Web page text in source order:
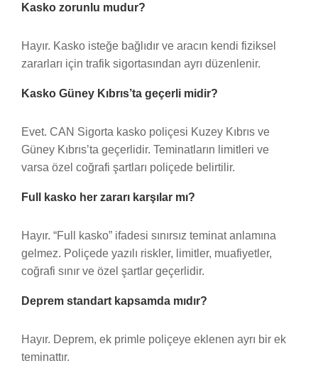
Kasko zorunlu mudur?
Hayır. Kasko isteğe bağlıdır ve aracın kendi fiziksel
zararları için trafik sigortasından ayrı düzenlenir.
Kasko Güney Kıbrıs’ta geçerli midir?
Evet. CAN Sigorta kasko poliçesi Kuzey Kıbrıs ve
Güney Kıbrıs’ta geçerlidir. Teminatların limitleri ve
varsa özel coğrafi şartları poliçede belirtilir.
Full kasko her zararı karşılar mı?
Hayır. “Full kasko” ifadesi sınırsız teminat anlamına
gelmez. Poliçede yazılı riskler, limitler, muafiyetler,
coğrafi sınır ve özel şartlar geçerlidir.
Deprem standart kapsamda mıdır?
Hayır. Deprem, ek primle poliçeye eklenen ayrı bir ek
teminattır.